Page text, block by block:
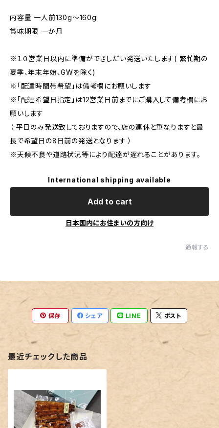
内容量 一人前130g～160g
賞味期限 一か月
※１０営業日以内に準備ができしだい発送いたします( 繁忙期の
夏季、年末年始、GWを除く)
※「配達時間帯希望」は備考欄にお願いします
※「配達希望日指定」は12営業日前までにご購入して備考欄にお
願いします
（ 平日のみ発送致しておりますので、店の連休と重なりますと最
長で希望日の8日前の発送となります ）
※天候不良や道路状況等により配達が遅れることがあります。
International shipping available
Add to cart
日本国内にお住まいの方向け
通報する
保存 シェア LINE ポスト
最近チェックした商品